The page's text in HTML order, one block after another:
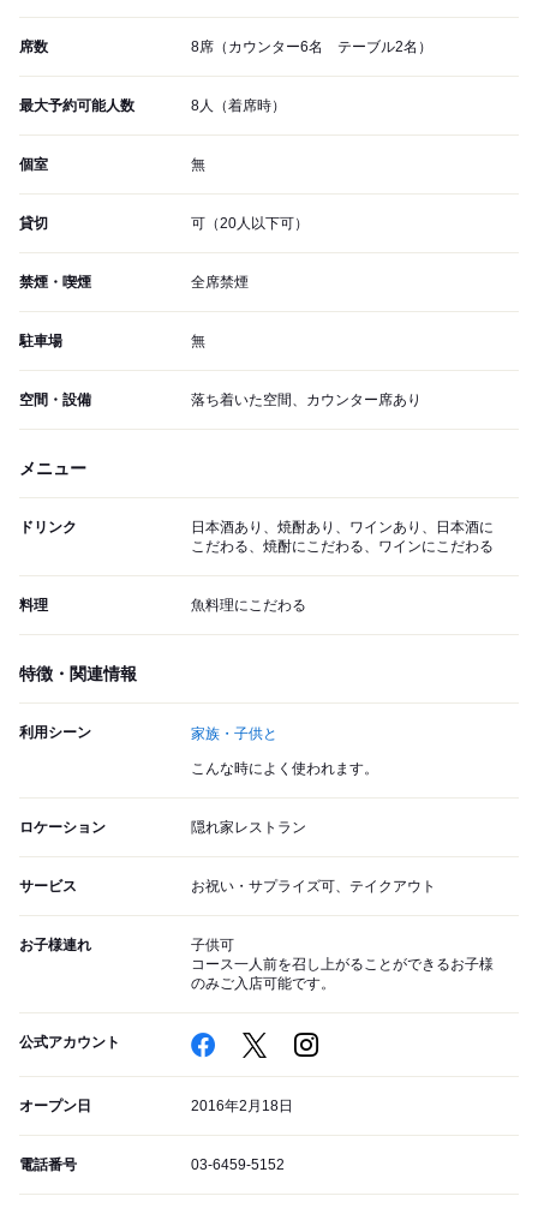
席数 8席（カウンター6名 テーブル2名）
最大予約可能人数 8人（着席時）
個室 無
貸切 可（20人以下可）
禁煙・喫煙 全席禁煙
駐車場 無
空間・設備 落ち着いた空間、カウンター席あり
メニュー
ドリンク
日本酒あり、焼酎あり、ワインあり、日本酒に
こだわる、焼酎にこだわる、ワインにこだわる
料理 魚料理にこだわる
特徴・関連情報
利用シーン 家族・子供と
こんな時によく使われます。
ロケーション 隠れ家レストラン
サービス お祝い・サプライズ可、テイクアウト
お子様連れ
子供可
コース一人前を召し上がることができるお子様
のみご入店可能です。
公式アカウント
オープン日 2016年2月18日
電話番号 03-6459-5152